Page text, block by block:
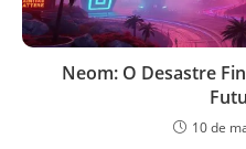
Neom: O Desastre
10 de